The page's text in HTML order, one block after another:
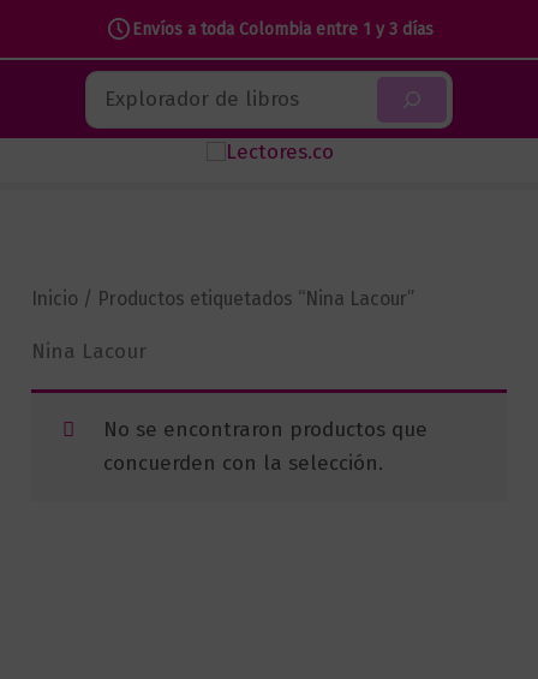
Envíos a toda Colombia entre 1 y 3 días
contenido
Buscar
Inicio / Productos etiquetados “Nina Lacour”
Nina Lacour
No se encontraron productos que
concuerden con la selección.